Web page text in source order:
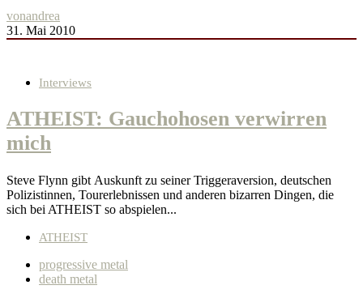
vonandrea
31. Mai 2010
Interviews
ATHEIST: Gauchohosen verwirren
mich
Steve Flynn gibt Auskunft zu seiner Triggeraversion, deutschen
Polizistinnen, Tourerlebnissen und anderen bizarren Dingen, die
sich bei ATHEIST so abspielen...
ATHEIST
progressive metal
death metal